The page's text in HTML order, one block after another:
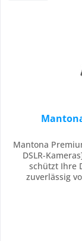
Mantona
DSLR-
schützt Ihre
zuverlässig
optimal